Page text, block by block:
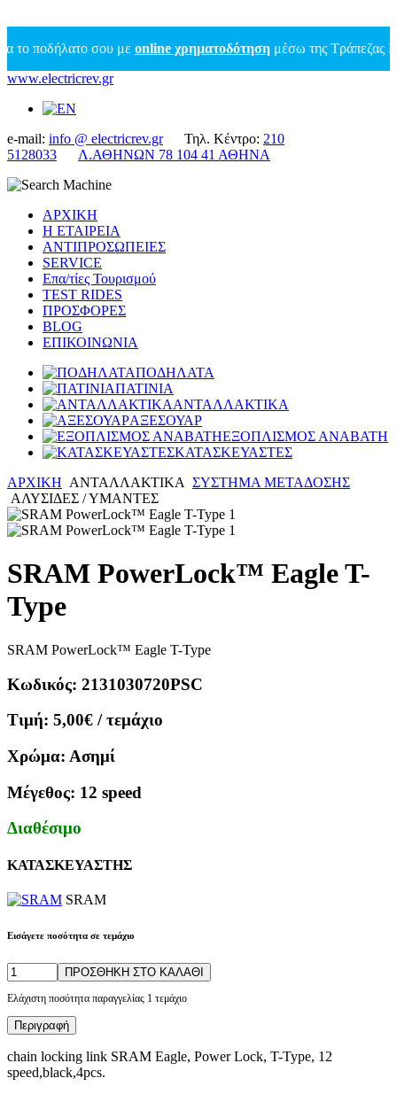
σου μεonline χρηματοδότησημέσω της Τράπεζας
www.electricrev.gr
e-mail: info @ electricrev.grΤηλ. Κέντρο: 210
5128033
Λ.ΑΘΗΝΩΝ 78 104 41 ΑΘΗΝΑ
ΑΡΧΙΚΗ
Η ΕΤΑΙΡΕΙΑ
ΑΝΤΙΠΡΟΣΩΠΕΙΕΣ
SERVICE
Επα/τίες Τουρισμού
TEST RIDES
ΠΡΟΣΦΟΡΕΣ
BLOG
ΕΠΙΚΟΙΝΩΝΙΑ
ΠΟΔΗΛΑΤΑ
ΠΑΤΙΝΙΑ
ΑΝΤΑΛΛΑΚΤΙΚΑ
ΑΞΕΣΟΥΑΡ
ΕΞΟΠΛΙΣΜΟΣ ΑΝΑΒΑΤΗ
ΚΑΤΑΣΚΕΥΑΣΤΕΣ
ΑΡΧΙΚΗ ΑΝΤΑΛΛΑΚΤΙΚΑ ΣΥΣΤΗΜΑ ΜΕΤΑΔΟΣΗΣ
ΑΛΥΣΙΔΕΣ / ΥΜΑΝΤΕΣ
SRAM PowerLock™ Eagle T-
Type
SRAM PowerLock™ Eagle T-Type
Κωδικός: 2131030720PSC
Τιμή: 5,00€ / τεμάχιο
Χρώμα: Ασημί
Μέγεθος: 12 speed
Διαθέσιμο
ΚΑΤΑΣΚΕΥΑΣΤΗΣ
SRAM
Εισάγετε ποσότητα σε τεμάχιο
ΠΡΟΣΘΗΚΗ ΣΤΟ ΚΑΛΑΘΙ
Ελάχιστη ποσότητα παραγγελίας 1 τεμάχιο
Περιγραφή
chain locking link SRAM Eagle, Power Lock, T-Type, 12
speed,black,4pcs.